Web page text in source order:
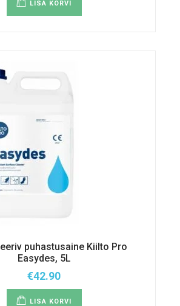
LISA KORVI
puhastusaine Kiilto Pro
Easydes, 5L
€42.90
LISA KORVI